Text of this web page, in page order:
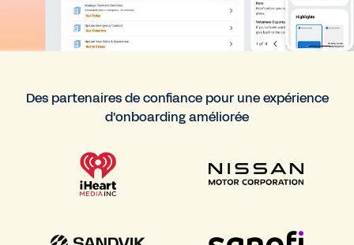
Des partenaires de confiance pour une expérience
d'onboarding améliorée